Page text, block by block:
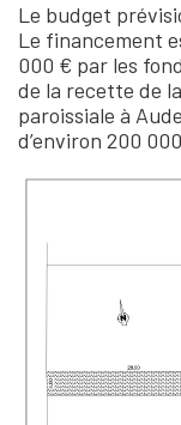
Le budget
Le financement
000 € par les
de la recette de
paroissiale à
d’environ 200